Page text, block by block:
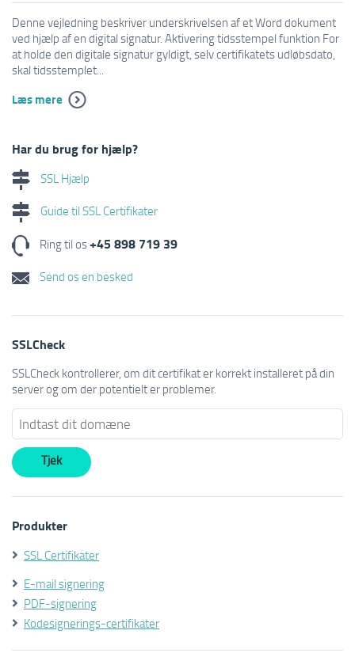
Denne vejledning beskriver underskrivelsen af et Word dokument
ved hjælp af en digital signatur. Aktivering tidsstempel funktion For
at holde den digitale signatur gyldigt, selv certifikatets udløbsdato,
skal tidsstemplet...
Læs mere
Har du brug for hjælp?
SSL Hjælp
Guide til SSL Certifikater
Ring til os+45 898 719 39
Send os en besked
SSLCheck
SSLCheck kontrollerer, om dit certifikat er korrekt installeret på din
server og om der potentielt er problemer.
Produkter
SSL Certifikater
E-mail signering
PDF-signering
Kodesignerings-certifikater